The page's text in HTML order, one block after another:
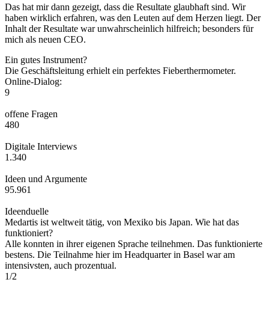
Das hat mir dann gezeigt, dass die Resultate glaubhaft sind. Wir
haben wirklich erfahren, was den Leuten auf dem Herzen liegt. Der
Inhalt der Resultate war unwahrscheinlich hilfreich; besonders für
mich als neuen CEO.
Ein gutes Instrument?
Die Geschäftsleitung erhielt ein perfektes Fieberthermometer.
Online-Dialog:
9
offene Fragen
480
Digitale Interviews
1.340
Ideen und Argumente
95.961
Ideenduelle
Medartis ist weltweit tätig, von Mexiko bis Japan. Wie hat das
funktioniert?
Alle konnten in ihrer eigenen Sprache teilnehmen. Das funktionierte
bestens. Die Teilnahme hier im Headquarter in Basel war am
intensivsten, auch prozentual.
1/2